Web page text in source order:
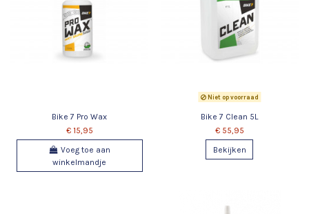
Bike 7 Pro Wax
€ 15,95
Voeg toe aan
winkelmandje
Niet op voorraad
Bike 7 Clean 5L
€ 55,95
Bekijken